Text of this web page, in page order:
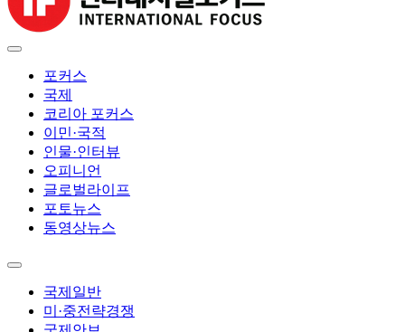
포커스
국제
코리아 포커스
이민·국적
인물·인터뷰
오피니언
글로벌라이프
포토뉴스
동영상뉴스
국제일반
미·중전략경쟁